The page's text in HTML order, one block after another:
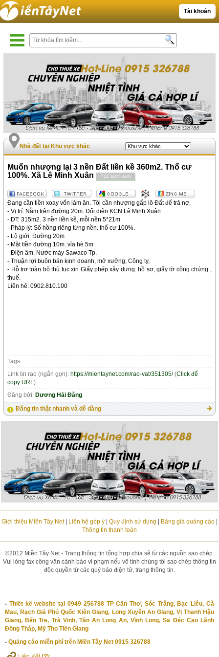
Tài khoản
Nhà đất tại Khu vực khác
Muốn nhượng lại 3 nền Đất liền kề 360m2. Thổ cư
100%. Xã Lê Minh Xuân
711 lượt xem
Đang cần tiền xoay vốn làm ăn. Tôi cần nhượng gấp lô Đất để trả nợ.
- Vị trí: Nằm trên đường 20m. Đối diện KCN Lê Minh Xuân
- DT: 315m2. 3 nền liền kề, mỗi nền 5*21m.
- Pháp lý: Sổ hồng riêng từng nền. thổ cư 100%.
- Lộ giới: Đường 20m
- Mặt tiền đường 10m. vỉa hè 5m.
- Điện âm, Nước máy Sawaco Tp.
- Thuận lợi buôn bán kinh doanh, mở xưởng, Công ty,
- Hỗ trợ toàn bộ thủ tục xin Giấy phép xây dựng. hồ sơ, giấy tờ công chứng ,
thuế.
Liên hê: 0902.810.100
Tags:
Link tin rao (ngắn gọn):https://mientaynet.com/rao-vat/351305/(Click để
copy URL)
Đăng bởi:Dương Hải Đăng
Đăng tin thật nhanh và dễ dàng
Giới thiệu Miền Tây Net| Liên hệ góp ý| Quy định sử dụng | Bảng giá quảng cáo|
Thông tin thanh toán
©2012 Miền Tây Net - Trang thông tin tổng hợp chia sẽ từ các nguồn sao chép.
Vui lòng fax công văn cảnh báo vi phạm nếu vô tình chúng tôi sao chép thông tin
độc quyền từ các quý báo điện tử, trang thông tin.
- Thiết kế website tại 0949 256788 TP Cần Thơ, Sóc Trăng, Bạc Liêu, Cà
Mau, Rạch Giá Phú Quốc Kiên Giang, Long Xuyên An Giang, Vị Thanh Hậu
Giang, Bến Tre, Trà Vinh, Tân An Long An, Vĩnh Long, Sa Đéc Cao Lãnh
Đồng Tháp, Mỹ Tho Tiền Giang
- Quảng cáo miễn phí trên Miền Tây Net 0915 326788